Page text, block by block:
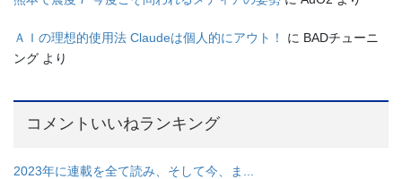
ＡＩの理想的使用法 Claudeは個人的にアウト！ に BADチューニ
ング より
コメントいいねランキング
2023年に連載を全て読み、そして今、ま...